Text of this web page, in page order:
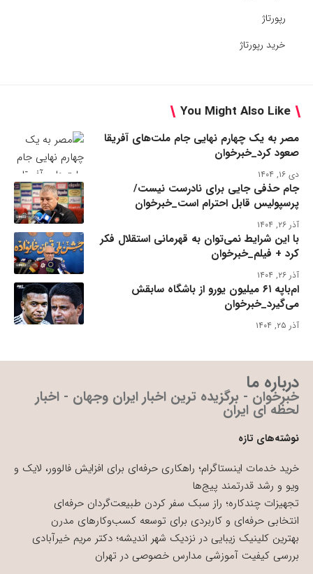
رپورتاژ
خرید رپورتاژ
You Might Also Like
مصر به یک چهارم نهایی جام ملت‌های آفریقا
صعود کرد_خبرخوان
دی ۱۶, ۱۴۰۴
جام حذفی جایی برای نادرست نیست/
پرسپولیس قابل احترام است_خبرخوان
آذر ۲۶, ۱۴۰۴
با این شرایط نمی‌توان به قهرمانی استقلال فکر
کرد + فیلم_خبرخوان
آذر ۲۶, ۱۴۰۴
ام‌باپه ۶۱ میلیون یورو از باشگاه سابقش
می‌گیرد_خبرخوان
آذر ۲۵, ۱۴۰۴
درباره ما
خبرخوان - برگزیده ترین اخبار ایران وجهان - اخبار
لحظه ای ایران
نوشته‌های تازه
خرید خدمات اینستاگرام؛ راهکاری حرفه‌ای برای افزایش فالوور، لایک و
ویو و رشد قدرتمند پیج‌ها
تجهیزات چندکاره؛ راز سبک سفر کردن طبیعت‌گردان حرفه‌ای
انتخابی حرفه‌ای و کاربردی برای توسعه کسب‌وکارهای مدرن
بهترین کلینیک زیبایی در نزدیک شهر اندیشه؛ دکتر مریم خیرآبادی
بررسی کیفیت آموزشی مدارس خصوصی در تهران